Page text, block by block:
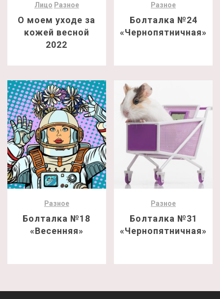
Лицо Разное
О моем уходе за
кожей весной
2022
Разное
Болталка №24
«Чернопятничная»
Разное
Болталка №18
«Весенняя»
Разное
Болталка №31
«Чернопятничная»